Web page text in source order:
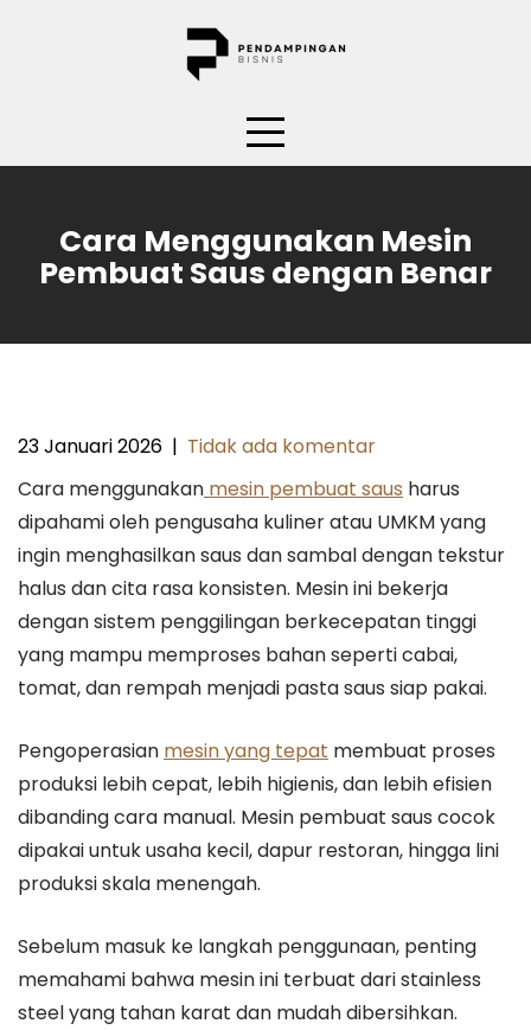
Cara Menggunakan Mesin
Pembuat Saus dengan Benar
23 Januari 2026 | Tidak ada komentar
Cara menggunakan mesin pembuat saus harus
dipahami oleh pengusaha kuliner atau UMKM yang
ingin menghasilkan saus dan sambal dengan tekstur
halus dan cita rasa konsisten. Mesin ini bekerja
dengan sistem penggilingan berkecepatan tinggi
yang mampu memproses bahan seperti cabai,
tomat, dan rempah menjadi pasta saus siap pakai.
Pengoperasian mesin yang tepat membuat proses
produksi lebih cepat, lebih higienis, dan lebih efisien
dibanding cara manual. Mesin pembuat saus cocok
dipakai untuk usaha kecil, dapur restoran, hingga lini
produksi skala menengah.
Sebelum masuk ke langkah penggunaan, penting
memahami bahwa mesin ini terbuat dari stainless
steel yang tahan karat dan mudah dibersihkan.